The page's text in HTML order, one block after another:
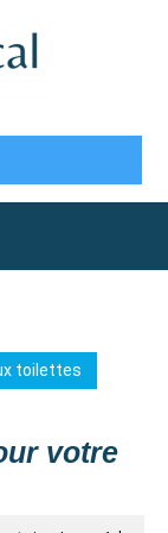
toilettes
votre